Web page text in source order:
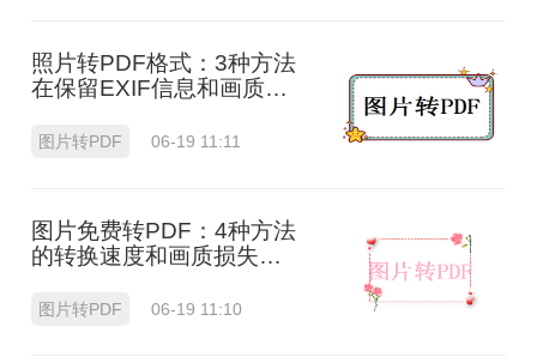
照片转PDF格式：3种方法
在保留EXIF信息和画质上
图片转PDF 06-19 11:11
图片免费转PDF：4种方法
的转换速度和画质损失对
图片转PDF 06-19 11:10